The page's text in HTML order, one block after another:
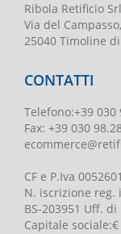
Ribola Retificio Srl
Via del
25040 Timoline di
CONTATTI
Telefono:+39 030
Fax: +39 030
CF e P.Iva
N. iscrizione reg.
BS-203951 Uff. di
Capitale sociale:€